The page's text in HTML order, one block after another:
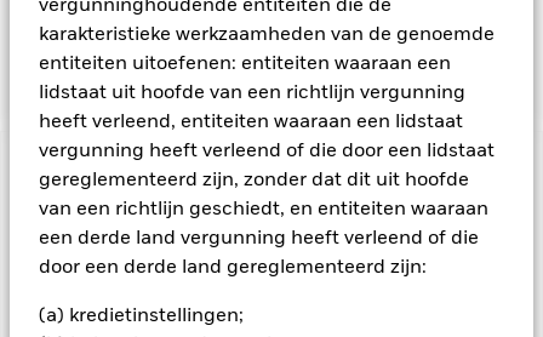
vergunninghoudende entiteiten die de
karakteristieke werkzaamheden van de genoemde
entiteiten uitoefenen: entiteiten waaraan een
lidstaat uit hoofde van een richtlijn vergunning
heeft verleend, entiteiten waaraan een lidstaat
vergunning heeft verleend of die door een lidstaat
gereglementeerd zijn, zonder dat dit uit hoofde
van een richtlijn geschiedt, en entiteiten waaraan
een derde land vergunning heeft verleend of die
door een derde land gereglementeerd zijn:
(a) kredietinstellingen;
Fonds kan een beperkte blootstelling verkrijgen aan
emittenten die niet voldoen aan de criteria voor duurzame
energie en/of ESG.
BELANGRIJKE GEGEVENS: Kapitaalrisico.De waarde en
het rendement van beleggingen kunnen dalen en stijgen, en
genoteerd zijn in een vreemde valuta; schommelingen van de